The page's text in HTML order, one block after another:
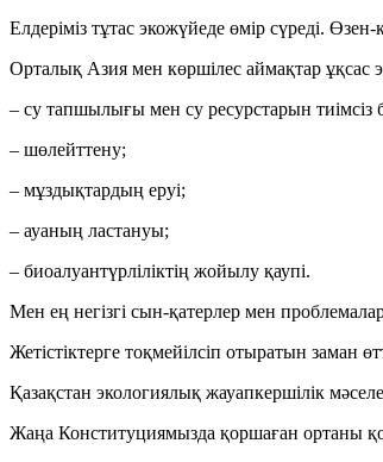
Елдеріміз тұтас экожүйеде өмір сүреді.
Орталық Азия мен көршілес аймақтар ұқсас
– су тапшылығы мен су ресурстарын тиімсіз
– шөлейттену;
– мұздықтардың еруі;
– ауаның ластануы;
– биоалуантүрліліктің жойылу қаупі.
Мен ең негізгі сын-қатерлер мен
Жетістіктерге тоқмейілсіп отыратын заман
Қазақстан экологиялық жауапкершілік
Жаңа Конституциямызда қоршаған ортаны